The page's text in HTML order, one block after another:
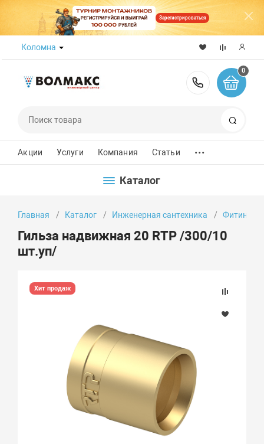
Зарегистрироваться
Коломна
8 (800)
0
Акции Услуги Компания Статьи ...
Каталог
Главная Каталог Инженерная сантехника Фитинги
Гильза надвижная 20 RTP /300/10
шт.уп/
Хит продаж